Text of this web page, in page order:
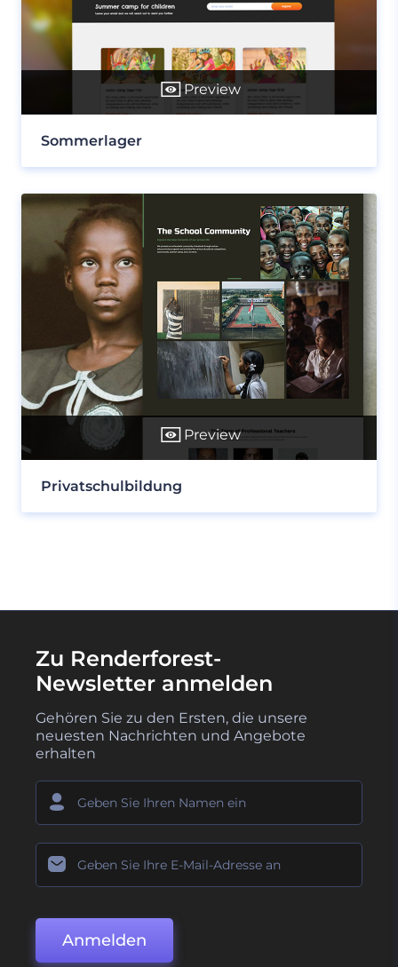
Preview
Sommerlager
Preview
Privatschulbildung
Zu Renderforest-
Newsletter anmelden
Gehören Sie zu den Ersten, die unsere
neuesten Nachrichten und Angebote
erhalten
Anmelden